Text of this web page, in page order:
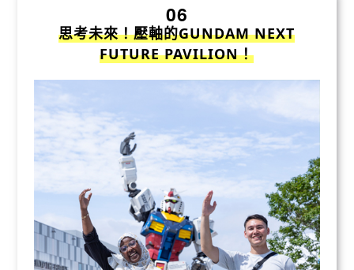
06
思考未來！壓軸的GUNDAM NEXT
FUTURE PAVILION！